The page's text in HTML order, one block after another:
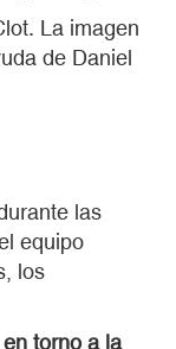
La imagen
de Daniel
las
equipo
los
torno a la